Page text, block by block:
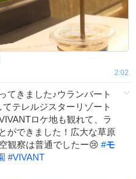
2:02
きました♪ウランバート
テレルジスターリゾート
ロケ地も観れて、ラ
ができました！広大な草原
観察は普通でしたー😢 #モ
#VIVANT